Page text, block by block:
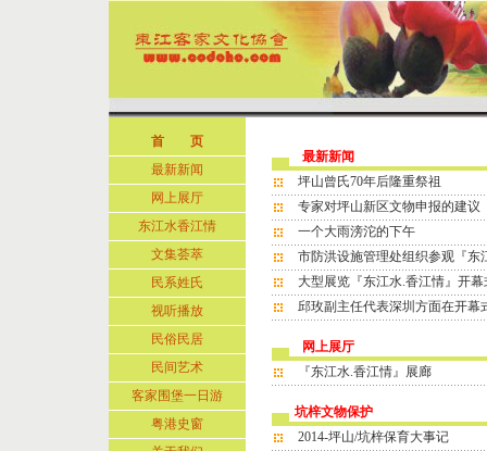
首 页
最新新闻
网上展厅
东江水香江情
文集荟萃
民系姓氏
视听播放
民俗民居
民间艺术
客家围堡一日游
粤港史窗
最新新闻
坪山曾氏70年后隆重祭祖
专家对坪山新区文物申报的建议
一个大雨滂沱的下午
市防洪设施管理处组织参观『东
大型展览『东江水.香江情』开幕
邱玫副主任代表深圳方面在开幕
网上展厅
『东江水.香江情』展廊
坑梓文物保护
2014-坪山/坑梓保育大事记